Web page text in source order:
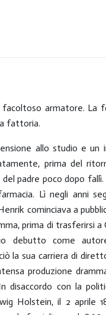
armatore. La
fattoria.
allo studio e un
prima del
padre poco dopo
Lì negli anni
cominciava a
prima di trasferirsi a
debutto come
la sua carriera di
produzione
disaccordo con la
Holstein, il 2 aprile